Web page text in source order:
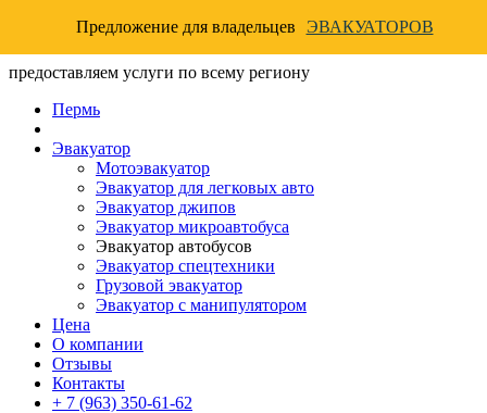
Предложение для владельцев ЭВАКУАТОРОВ
предоставляем услуги по всему региону
Пермь
Эвакуатор
Мотоэвакуатор
Эвакуатор для легковых авто
Эвакуатор джипов
Эвакуатор микроавтобуса
Эвакуатор автобусов
Эвакуатор спецтехники
Грузовой эвакуатор
Эвакуатор с манипулятором
Цена
О компании
Отзывы
Контакты
+ 7 (963) 350-61-62